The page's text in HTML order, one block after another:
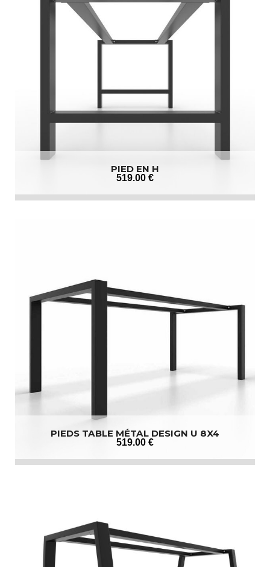
PIED EN H
519.00 €
PIEDS TABLE MÉTAL DESIGN U 8X4
519.00 €